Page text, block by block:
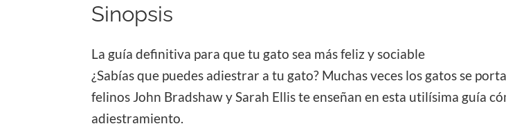
Sinopsis
La guía definitiva para que tu gato sea más feliz y sociable
¿Sabías que puedes adiestrar a tu gato? Muchas veces los gatos se
felinos John Bradshaw y Sarah Ellis te enseñan en esta utilísima guía
adiestramiento.